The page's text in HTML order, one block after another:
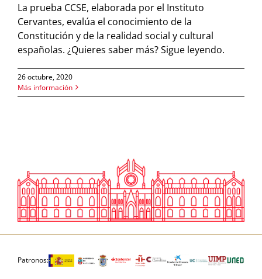
La prueba CCSE, elaborada por el Instituto
Cervantes, evalúa el conocimiento de la
Constitución y de la realidad social y cultural
españolas. ¿Quieres saber más? Sigue leyendo.
26 octubre, 2020
Más información
Patronos: